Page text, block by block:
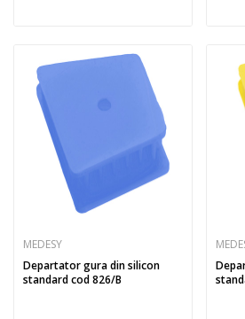
MEDESY
Departator gura din silicon
standard cod 826/B